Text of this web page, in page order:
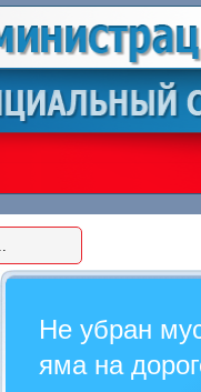
Не убран
яма на